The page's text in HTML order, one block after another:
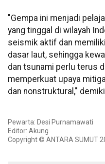
"Gempa ini menjadi
yang tinggal di wilayah
seismik aktif dan
dasar laut, sehingga
dan tsunami perlu terus
memperkuat upaya
dan nonstruktural,"
Pewarta: Desi Purnamawati
Editor: Akung
Copyright © ANTARA SUMUT